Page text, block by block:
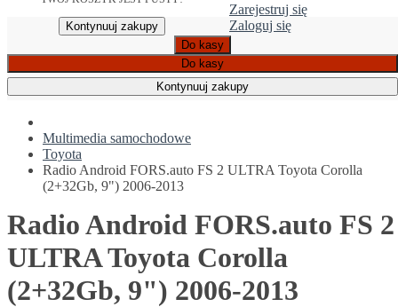
Zarejestruj się
Zaloguj się
Kontynuuj zakupy
Do kasy
Do kasy
Kontynuuj zakupy
Multimedia samochodowe
Toyota
Radio Android FORS.auto FS 2 ULTRA Toyota Corolla
(2+32Gb, 9") 2006-2013
Radio Android FORS.auto FS 2
ULTRA Toyota Corolla
(2+32Gb, 9") 2006-2013